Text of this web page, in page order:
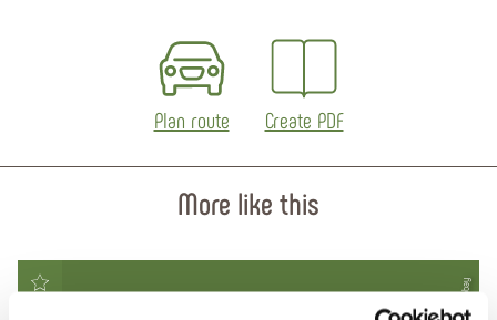
Plan route Create PDF
More like this
© Pixabay